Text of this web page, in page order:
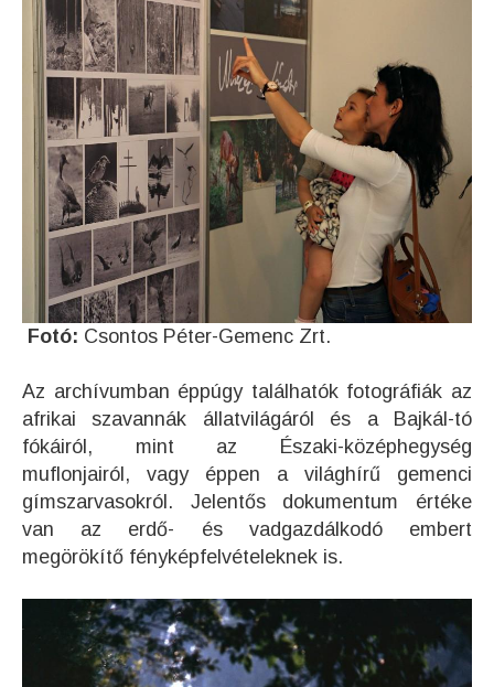
Fotó: Csontos Péter-Gemenc Zrt.
Az archívumban éppúgy találhatók fotográfiák az
afrikai szavannák állatvilágáról és a Bajkál-tó
fókáiról, mint az Északi-középhegység
muflonjairól, vagy éppen a világhírű gemenci
gímszarvasokról. Jelentős dokumentum értéke
van az erdő- és vadgazdálkodó embert
megörökítő fényképfelvételeknek is.